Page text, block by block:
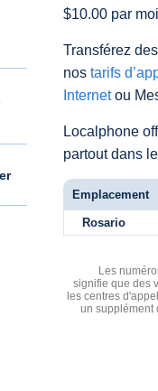
$10.00 par
Transférez
nos tarifs
Internetou
Localphone
partout dans
Emplacement
Rosario
Les
signifie que des
les centres
un supplément